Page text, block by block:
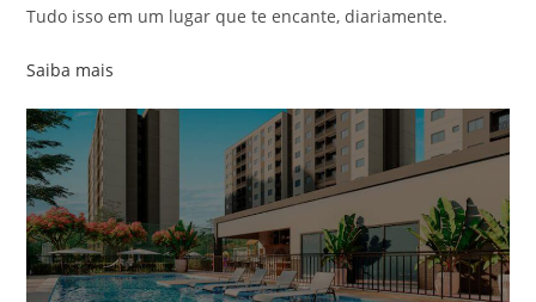
Tudo isso em um lugar que te encante, diariamente.
Saiba mais